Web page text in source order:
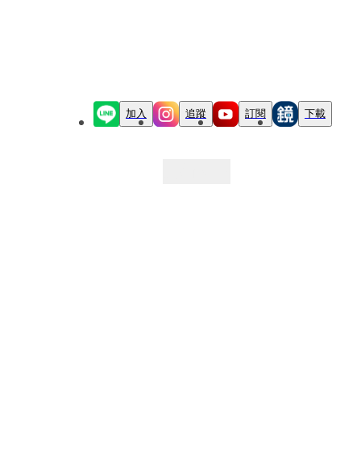
加入 追蹤 訂閱 下載